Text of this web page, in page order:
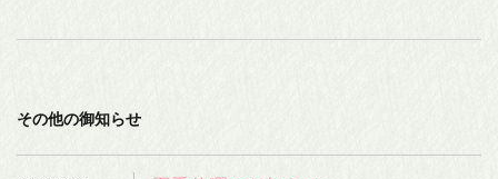
その他の御知らせ